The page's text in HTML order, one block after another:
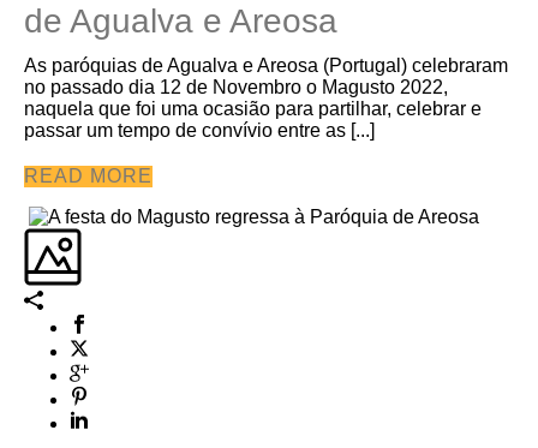
de Agualva e Areosa
As paróquias de Agualva e Areosa (Portugal) celebraram
no passado dia 12 de Novembro o Magusto 2022,
naquela que foi uma ocasião para partilhar, celebrar e
passar um tempo de convívio entre as [...]
READ MORE